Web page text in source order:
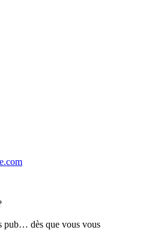
pub… dès que vous vous